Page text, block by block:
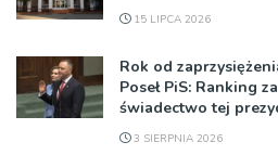
15 LIPCA 2026
Rok od
Poseł PiS: Ranking
świadectwo tej
3 SIERPNIA 2026